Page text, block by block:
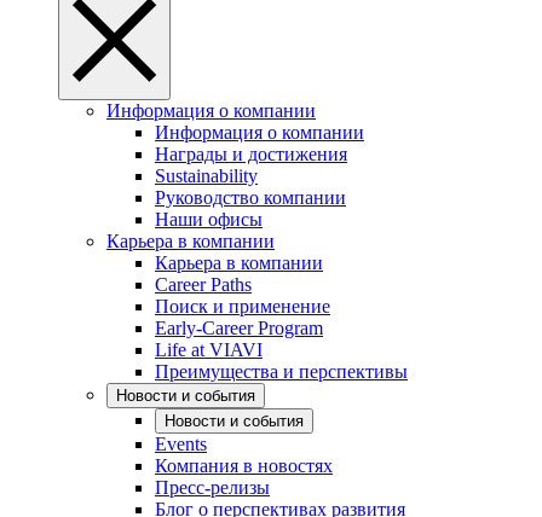
Информация о компании
Информация о компании
Награды и достижения
Sustainability
Руководство компании
Наши офисы
Карьера в компании
Карьера в компании
Career Paths
Поиск и применение
Early-Career Program
Life at VIAVI
Преимущества и перспективы
Новости и события
Новости и события
Events
Компания в новостях
Пресс-релизы
Блог о перспективах развития